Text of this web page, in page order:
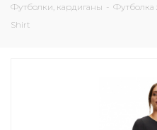
Футболки, кардиганы - Футболка
Shirt